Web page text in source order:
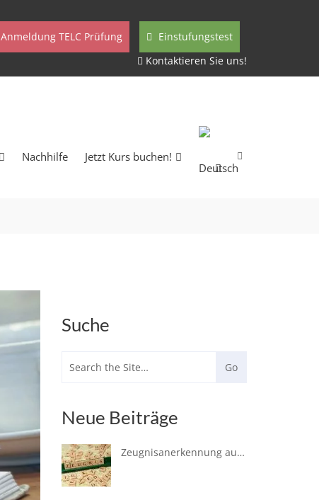
Anmeldung TELC Prüfung
Einstufungstest
Kontaktieren Sie uns!
Nachhilfe Jetzt Kurs buchen!
Suche
Neue Beiträge
Zeugnisanerkennung ausländischer Bildungs- und Berufsabschlüsse in Hamburg – So funktioniert´s